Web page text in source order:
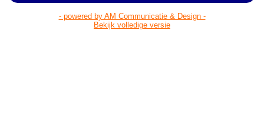
- powered by AM Communicatie & Design -
Bekijk volledige versie